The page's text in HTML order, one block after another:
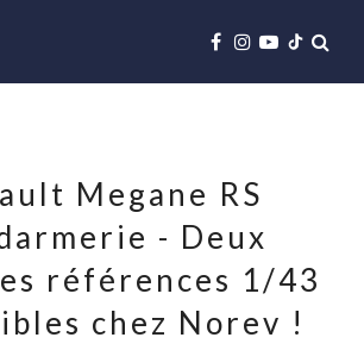
Megane RS
- Deux
références 1/43
chez Norev !